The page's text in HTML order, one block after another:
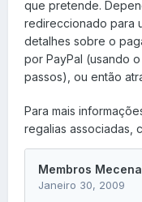
que pretende.
redireccionado para
detalhes sobre o
por PayPal (usando
passos), ou então
Para mais
regalias associadas,